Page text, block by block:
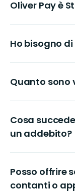
Oliver Pay è
Ho bisogno
Quanto sono
Cosa
un addebito?
Posso offrire
contanti o